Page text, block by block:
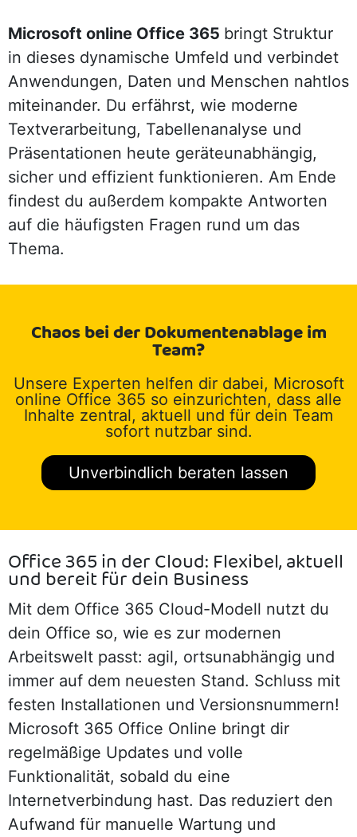
Microsoft online Office 365 bringt Struktur
in dieses dynamische Umfeld und verbindet
Anwendungen, Daten und Menschen nahtlos
miteinander. Du erfährst, wie moderne
Textverarbeitung, Tabellenanalyse und
Präsentationen heute geräteunabhängig,
sicher und effizient funktionieren. Am Ende
findest du außerdem kompakte Antworten
auf die häufigsten Fragen rund um das
Thema.
Chaos bei der Dokumentenablage im
Team?
Unsere Experten helfen dir dabei, Microsoft
online Office 365 so einzurichten, dass alle
Inhalte zentral, aktuell und für dein Team
sofort nutzbar sind.
Unverbindlich beraten lassen
Office 365 in der Cloud: Flexibel, aktuell
und bereit für dein Business
Mit dem Office 365 Cloud-Modell nutzt du
dein Office so, wie es zur modernen
Arbeitswelt passt: agil, ortsunabhängig und
immer auf dem neuesten Stand. Schluss mit
festen Installationen und Versionsnummern!
Microsoft 365 Office Online bringt dir
regelmäßige Updates und volle
Funktionalität, sobald du eine
Internetverbindung hast. Das reduziert den
Aufwand für manuelle Wartung und